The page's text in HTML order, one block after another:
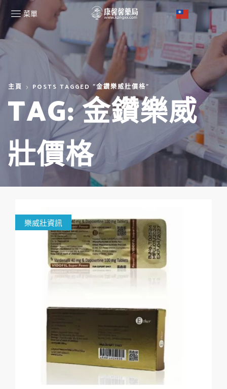
菜單
主頁 POSTS TAGGED "金鑽樂威壯價格"
TAG: 金鑽樂威
壯價格
樂威壯資訊